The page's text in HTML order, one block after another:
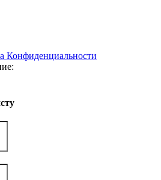
Конфиденциальности